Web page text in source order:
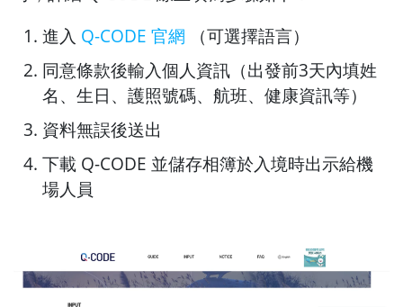
進入 Q-CODE 官網 （可選擇語言）
同意條款後輸入個人資訊（出發前3天內填姓
名、生日、護照號碼、航班、健康資訊等）
資料無誤後送出
下載 Q-CODE 並儲存相簿於入境時出示給機
場人員